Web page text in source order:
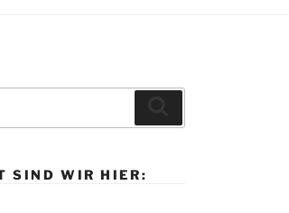
SIND WIR HIER: